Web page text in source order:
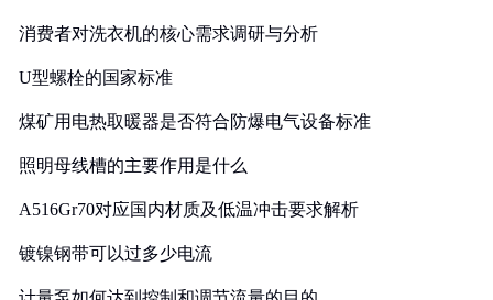
消费者对洗衣机的核心需求调研与分析
U型螺栓的国家标准
煤矿用电热取暖器是否符合防爆电气设备标准
照明母线槽的主要作用是什么
A516Gr70对应国内材质及低温冲击要求解析
镀镍钢带可以过多少电流